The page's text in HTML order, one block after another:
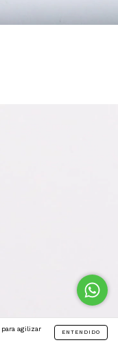
para agilizar
ENTENDIDO